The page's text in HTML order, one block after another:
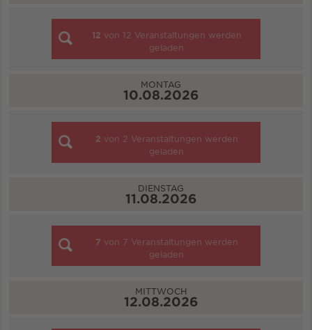
12 von 12 Veranstaltungen werden
geladen
MONTAG
10.08.2026
2 von 2 Veranstaltungen werden
geladen
DIENSTAG
11.08.2026
7 von 7 Veranstaltungen werden
geladen
MITTWOCH
12.08.2026